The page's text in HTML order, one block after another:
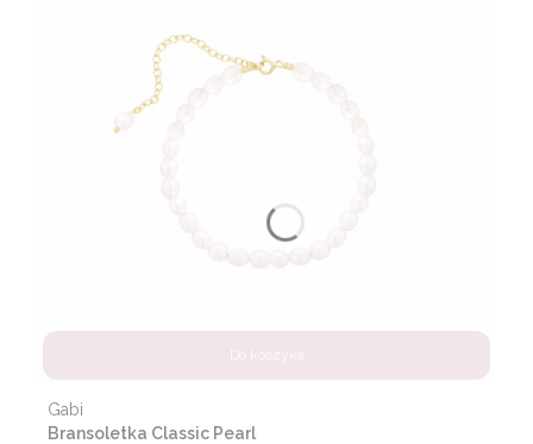
Do koszyka
Bransoletka Classic Pearl
Producent
Gabi